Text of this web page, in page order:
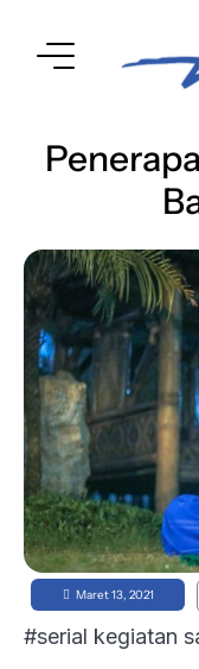
Maret 13, 2021
#serial kegiatan